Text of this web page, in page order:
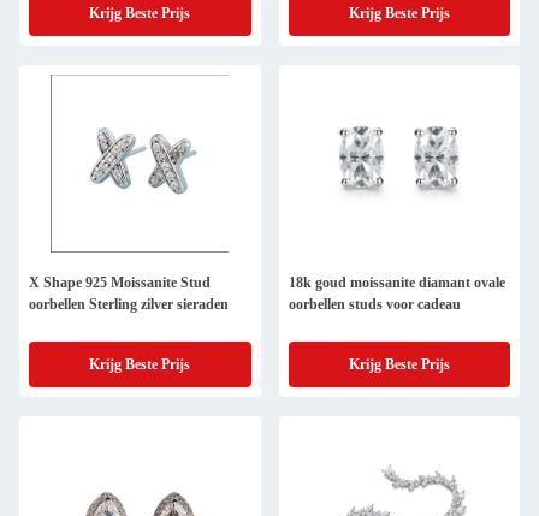
Krijg Beste Prijs Krijg Beste Prijs
X Shape 925 Moissanite Stud
oorbellen Sterling zilver sieraden
Krijg Beste Prijs
18k goud moissanite diamant ovale
oorbellen studs voor cadeau
Krijg Beste Prijs